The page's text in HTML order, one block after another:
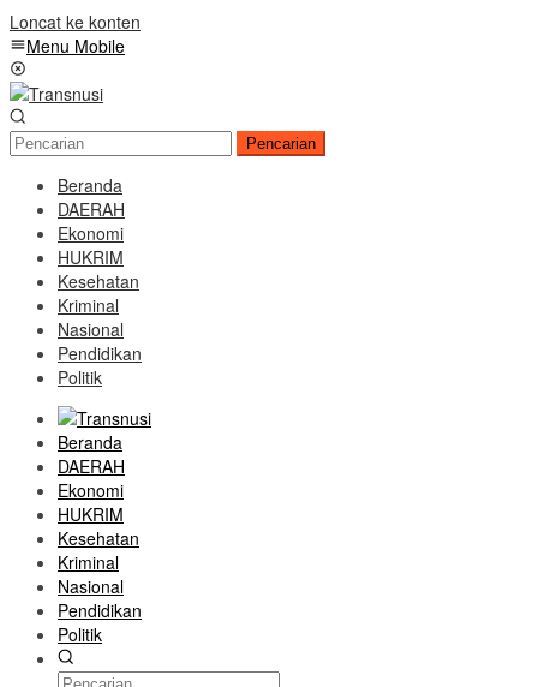
Loncat ke konten
Menu Mobile
Pencarian
Beranda
DAERAH
Ekonomi
HUKRIM
Kesehatan
Kriminal
Nasional
Pendidikan
Politik
Beranda
DAERAH
Ekonomi
HUKRIM
Kesehatan
Kriminal
Nasional
Pendidikan
Politik